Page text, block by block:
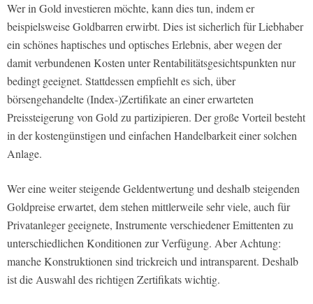
Wer in Gold investieren möchte, kann dies tun, indem er
beispielsweise Goldbarren erwirbt. Dies ist sicherlich für Liebhaber
ein schönes haptisches und optisches Erlebnis, aber wegen der
damit verbundenen Kosten unter Rentabilitätsgesichtspunkten nur
bedingt geeignet. Stattdessen empfiehlt es sich, über
börsengehandelte (Index-)Zertifikate an einer erwarteten
Preissteigerung von Gold zu partizipieren. Der große Vorteil besteht
in der kostengünstigen und einfachen Handelbarkeit einer solchen
Anlage.
Wer eine weiter steigende Geldentwertung und deshalb steigenden
Goldpreise erwartet, dem stehen mittlerweile sehr viele, auch für
Privatanleger geeignete, Instrumente verschiedener Emittenten zu
unterschiedlichen Konditionen zur Verfügung. Aber Achtung:
manche Konstruktionen sind trickreich und intransparent. Deshalb
ist die Auswahl des richtigen Zertifikats wichtig.